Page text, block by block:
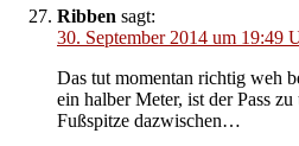
Ribben sagt:
30. September 2014 um 19:49
Das tut momentan richtig weh
ein halber Meter, ist der Pass
Fußspitze dazwischen…